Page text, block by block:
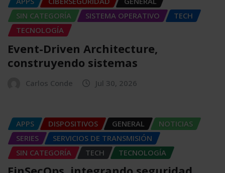
SIN CATEGORÍA
SISTEMA OPERATIVO
TECH
TECNOLOGÍA
Event-Driven Architecture,
construyendo sistemas
Carlos Conde Jul 30, 2026
APPS DISPOSITIVOS GENERAL
NOTICIAS
SERIES
SERVICIOS DE TRANSMISIÓN
SIN CATEGORÍA
TECH TECNOLOGÍA